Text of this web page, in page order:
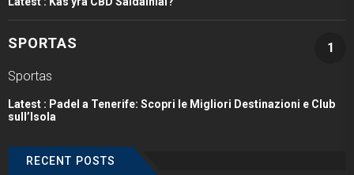
SPORTAS
1
Sportas
Latest : Padel a Tenerife: Scopri le Migliori Destinazioni e Club
sull’Isola
RECENT POSTS